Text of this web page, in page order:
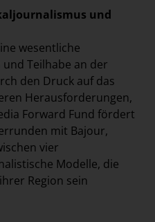
und
wesentliche
Teilhabe an der
den Druck auf das
Herausforderungen,
Forward Fund fördert
mit Bajour,
vier
Modelle, die
Region sein